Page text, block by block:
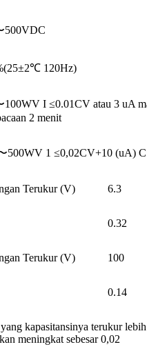
500VDC
120Hz)
100WV I ≤0.01CV atau 3 uA
2 menit
500WV 1 ≤0,02CV+10 (uA)
Terukur (V) 6.3
0.32
Terukur (V) 100
0.14
kapasitansinya terukur
meningkat sebesar 0,02